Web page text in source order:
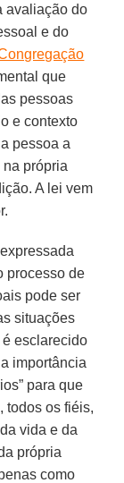
avaliação do
e do
que
pessoas
e contexto
pessoa a
própria
A lei vem
processo de
pode ser
situações
é esclarecido
importância
para que
todos os fiéis,
vida e da
própria
como